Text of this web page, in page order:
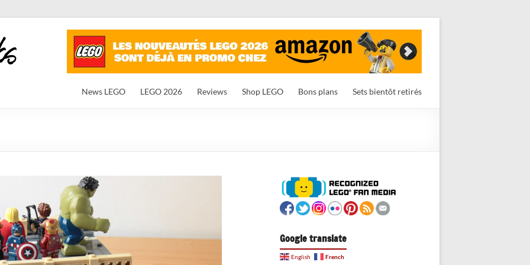
News LEGO LEGO 2026 Reviews Shop LEGO Bons plans Sets bientôt retirés
Google translate
English French